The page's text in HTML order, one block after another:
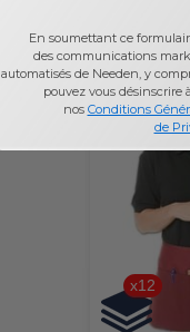
x12
En soumettant ce
des communications
automatisés de Needen, y
pouvez vous désinscrire
nos Conditions
de